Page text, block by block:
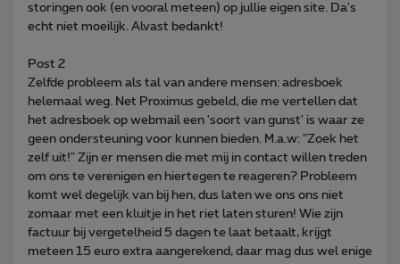
storingen ook (en vooral meteen) op jullie eigen site. Da's
echt niet moeilijk. Alvast bedankt!
Post 2
Zelfde probleem als tal van andere mensen: adresboek
helemaal weg. Net Proximus gebeld, die me vertellen dat
het adresboek op webmail een 'soort van gunst' is waar ze
geen ondersteuning voor kunnen bieden. M.a.w: "Zoek het
zelf uit!" Zijn er mensen die met mij in contact willen treden
om ons te verenigen en hiertegen te reageren? Probleem
komt wel degelijk van bij hen, dus laten we ons ons niet
zomaar met een kluitje in het riet laten sturen! Wie zijn
factuur bij vergetelheid 5 dagen te laat betaalt, krijgt
meteen 15 euro extra aangerekend, daar mag dus wel enige